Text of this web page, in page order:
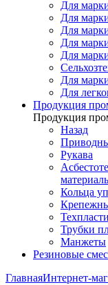
Для
Для
Для
Для
Для
Для
Для
Продукция
Продукция
Назад
Рукава
Кольца
Трубки
Манжеты
Резиновые
ГлавнаяИнтернет-